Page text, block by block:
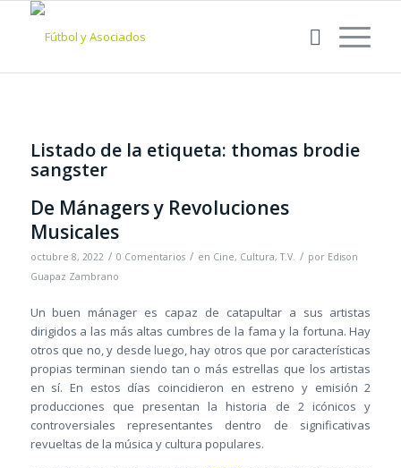
Listado de la etiqueta: thomas brodie
sangster
De Mánagers y Revoluciones
Musicales
octubre 8, 2022 / 0 Comentarios / en Cine, Cultura,T.V. / por Edison
Guapaz Zambrano
Un buen mánager es capaz de catapultar a sus artistas
dirigidos a las más altas cumbres de la fama y la fortuna. Hay
otros que no, y desde luego, hay otros que por características
propias terminan siendo tan o más estrellas que los artistas
en sí. En estos días coincidieron en estreno y emisión 2
producciones que presentan la historia de 2 icónicos y
controversiales representantes dentro de significativas
revueltas de la música y cultura populares.